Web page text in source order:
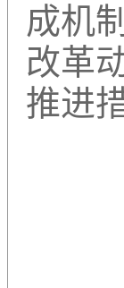
成机
改革
推进